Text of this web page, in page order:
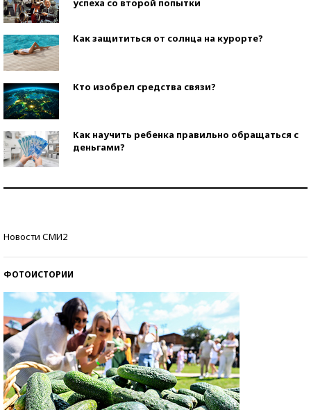
Как защититься от солнца на курорте?
Кто изобрел средства связи?
Как научить ребенка правильно обращаться с
деньгами?
Новости СМИ2
ФОТОИСТОРИИ